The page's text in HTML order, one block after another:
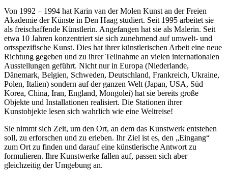
Von 1992 – 1994 hat Karin van der Molen Kunst an der Freien
Akademie der Künste in Den Haag studiert. Seit 1995 arbeitet sie
als freischaffende Künstlerin. Angefangen hat sie als Malerin. Seit
etwa 10 Jahren konzentriert sie sich zunehmend auf umwelt- und
ortsspezifische Kunst. Dies hat ihrer künstlerischen Arbeit eine neue
Richtung gegeben und zu ihrer Teilnahme an vielen internationalen
Ausstellungen geführt. Nicht nur in Europa (Niederlande,
Dänemark, Belgien, Schweden, Deutschland, Frankreich, Ukraine,
Polen, Italien) sondern auf der ganzen Welt (Japan, USA, Süd
Korea, China, Iran, England, Mongolei) hat sie bereits große
Objekte und Installationen realisiert. Die Stationen ihrer
Kunstobjekte lesen sich wahrlich wie eine Weltreise!
Sie nimmt sich Zeit, um den Ort, an dem das Kunstwerk entstehen
soll, zu erforschen und zu erleben. Ihr Ziel ist es, den „Eingang“
zum Ort zu finden und darauf eine künstlerische Antwort zu
formulieren. Ihre Kunstwerke fallen auf, passen sich aber
gleichzeitig der Umgebung an.